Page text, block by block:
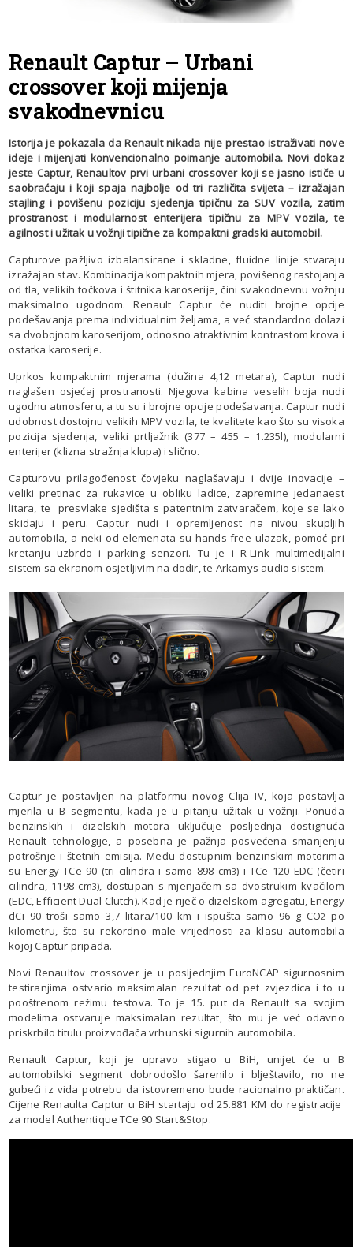
Renault Captur – Urbani
crossover koji mijenja
svakodnevnicu
Istorija je pokazala da Renault nikada nije prestao istraživati nove
ideje i mijenjati konvencionalno poimanje automobila. Novi dokaz
jeste Captur, Renaultov prvi urbani crossover koji se jasno ističe u
saobraćaju i koji spaja najbolje od tri različita svijeta – izražajan
stajling i povišenu poziciju sjedenja tipičnu za SUV vozila, zatim
prostranost i modularnost enterijera tipičnu za MPV vozila, te
agilnost i užitak u vožnji tipične za kompaktni gradski automobil.
Capturove pažljivo izbalansirane i skladne, fluidne linije stvaraju
izražajan stav. Kombinacija kompaktnih mjera, povišenog rastojanja
od tla, velikih točkova i štitnika karoserije, čini svakodnevnu vožnju
maksimalno ugodnom. Renault Captur će nuditi brojne opcije
podešavanja prema individualnim željama, a već standardno dolazi
sa dvobojnom karoserijom, odnosno atraktivnim kontrastom krova i
ostatka karoserije.
Uprkos kompaktnim mjerama (dužina 4,12 metara), Captur nudi
naglašen osjećaj prostranosti. Njegova kabina veselih boja nudi
ugodnu atmosferu, a tu su i brojne opcije podešavanja. Captur nudi
udobnost dostojnu velikih MPV vozila, te kvalitete kao što su visoka
pozicija sjedenja, veliki prtljažnik (377 – 455 – 1.235l), modularni
enterijer (klizna stražnja klupa) i slično.
Capturovu prilagođenost čovjeku naglašavaju i dvije inovacije –
veliki pretinac za rukavice u obliku ladice, zapremine jedanaest
litara, te presvlake sjedišta s patentnim zatvaračem, koje se lako
skidaju i peru. Captur nudi i opremljenost na nivou skupljih
automobila, a neki od elemenata su hands-free ulazak, pomoć pri
kretanju uzbrdo i parking senzori. Tu je i R-Link multimedijalni
sistem sa ekranom osjetljivim na dodir, te Arkamys audio sistem.
Captur je postavljen na platformu novog Clija IV, koja postavlja
mjerila u B segmentu, kada je u pitanju užitak u vožnji. Ponuda
benzinskih i dizelskih motora uključuje posljednja dostignuća
Renault tehnologije, a posebna je pažnja posvećena smanjenju
potrošnje i štetnih emisija. Među dostupnim benzinskim motorima
su Energy TCe 90 (tri cilindra i samo 898 cm3) i TCe 120 EDC (četiri
cilindra, 1198 cm3), dostupan s mjenjačem sa dvostrukim kvačilom
(EDC, Efficient Dual Clutch). Kad je riječ o dizelskom agregatu, Energy
dCi 90 troši samo 3,7 litara/100 km i ispušta samo 96 g CO2 po
kilometru, što su rekordno male vrijednosti za klasu automobila
kojoj Captur pripada.
Novi Renaultov crossover je u posljednjim EuroNCAP sigurnosnim
testiranjima ostvario maksimalan rezultat od pet zvjezdica i to u
pooštrenom režimu testova. To je 15. put da Renault sa svojim
modelima ostvaruje maksimalan rezultat, što mu je već odavno
priskrbilo titulu proizvođača vrhunski sigurnih automobila.
Renault Captur, koji je upravo stigao u BiH, unijet će u B
automobilski segment dobrodošlo šarenilo i blještavilo, no ne
gubeći iz vida potrebu da istovremeno bude racionalno praktičan.
Cijene Renaulta Captur u BiH startaju od 25.881 KM do registracije
za model Authentique TCe 90 Start&Stop.